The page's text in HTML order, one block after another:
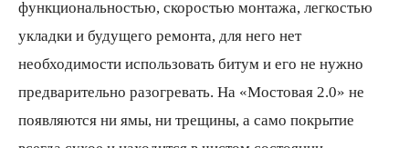
функциональностью, скоростью монтажа, легкостью
укладки и будущего ремонта, для него нет
необходимости использовать битум и его не нужно
предварительно разогревать. На «Мостовая 2.0» не
появляются ни ямы, ни трещины, а само покрытие